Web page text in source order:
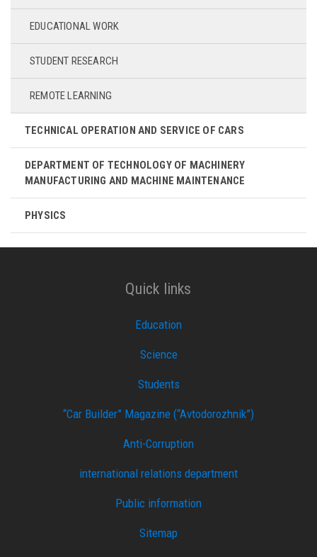
EDUCATIONAL WORK
STUDENT RESEARCH
REMOTE LEARNING
TECHNICAL OPERATION AND SERVICE OF CARS
DEPARTMENT OF TECHNOLOGY OF MACHINERY
MANUFACTURING AND MACHINE MAINTENANCE
PHYSICS
Quick links
Education
Science
Students
“Car Builder” Magazine (“Avtodorozhnik”)
Anti-Corruption
international relations department
Public information
Sitemap